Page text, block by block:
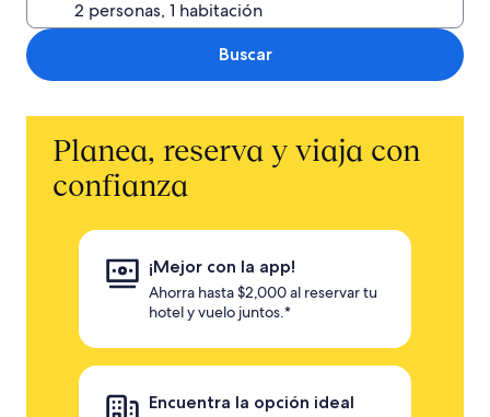
Buscar
Planea, reserva y viaja con
confianza
¡Mejor con la app!
Ahorra hasta $2,000 al reservar tu
hotel y vuelo juntos.*
Encuentra la opción ideal